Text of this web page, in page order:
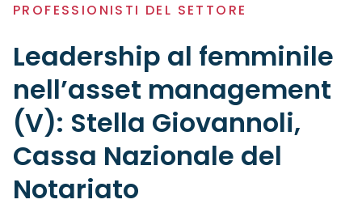
PROFESSIONISTI DEL SETTORE
Leadership al femminile
nell’asset management
(V): Stella Giovannoli,
Cassa Nazionale del
Notariato